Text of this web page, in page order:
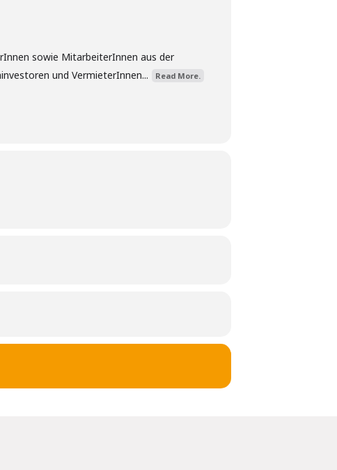
sowie MitarbeiterInnen aus der
und VermieterInnen...
Read More.